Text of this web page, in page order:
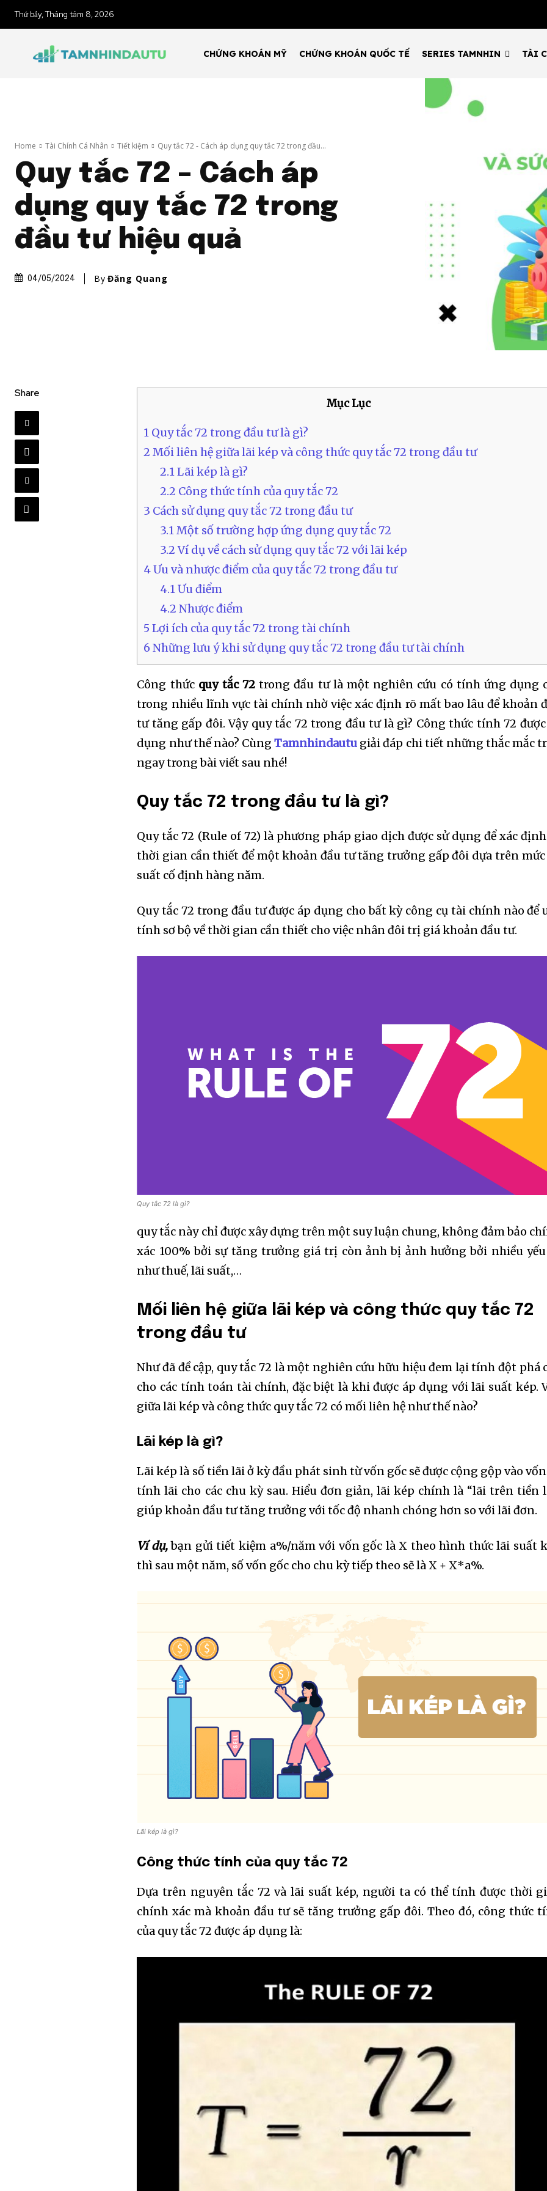
Thứ bảy, Tháng tám 8, 2026
CHỨNG KHOÁN MỸ CHỨNG KHOÁN QUỐC TẾ SERIES TAMNHIN TÀI
Home Tài Chính Cá Nhân Tiết kiệm Quy tắc 72 - Cách áp dụng quy tắc 72 trong đầu...
Quy tắc 72 – Cách áp
dụng quy tắc 72 trong
đầu tư hiệu quả
04/05/2024 By Đăng Quang
Share
Mục Lục
1 Quy tắc 72 trong đầu tư là gì?
2 Mối liên hệ giữa lãi kép và công thức quy tắc 72 trong đầu tư
2.1Lãi kép là gì?
2.2 Công thức tính của quy tắc 72
3 Cách sử dụng quy tắc 72 trong đầu tư
3.1Một số trường hợp ứng dụng quy tắc 72
3.2Ví dụ về cách sử dụng quy tắc 72 với lãi kép
4Ưu và nhược điểm của quy tắc 72 trong đầu tư
4.1Ưu điểm
4.2 Nhược điểm
5 Lợi ích của quy tắc 72 trong tài chính
6 Những lưu ý khi sử dụng quy tắc 72 trong đầu tư tài chính
Công thức quy tắc 72 trong đầu tư là một nghiên cứu có tính ứng dụng
trong nhiều lĩnh vực tài chính nhờ việc xác định rõ mất bao lâu để khoản
tư tăng gấp đôi. Vậy quy tắc 72 trong đầu tư là gì? Công thức tính 72
dụng như thế nào? CùngTamnhindautu giải đáp chi tiết những thắc mắc
ngay trong bài viết sau nhé!
Quy tắc 72 trong đầu tư là gì?
Quy tắc 72 (Rule of 72) là phương pháp giao dịch được sử dụng để xác
thời gian cần thiết để một khoản đầu tư tăng trưởng gấp đôi dựa trên
suất cố định hàng năm.
Quy tắc 72 trong đầu tư được áp dụng cho bất kỳ công cụ tài chính nào để
tính sơ bộ về thời gian cần thiết cho việc nhân đôi trị giá khoản đầu tư.
Quy tắc 72 là gì?
quy tắc này chỉ được xây dựng trên một suy luận chung, không đảm bảo
xác 100% bởi sự tăng trưởng giá trị còn ảnh bị ảnh hưởng bởi nhiều
như thuế, lãi suất,…
Mối liên hệ giữa lãi kép và công thức quy tắc 72
trong đầu tư
Như đã đề cập, quy tắc 72 là một nghiên cứu hữu hiệu đem lại tính đột phá
cho các tính toán tài chính, đặc biệt là khi được áp dụng với lãi suất kép.
giữa lãi kép và công thức quy tắc 72 có mối liên hệ như thế nào?
Lãi kép là gì?
Lãi kép là số tiền lãi ở kỳ đầu phát sinh từ vốn gốc sẽ được cộng gộp vào
tính lãi cho các chu kỳ sau. Hiểu đơn giản, lãi kép chính là “lãi trên tiền
giúp khoản đầu tư tăng trưởng với tốc độ nhanh chóng hơn so với lãi đơn.
Ví dụ,bạn gửi tiết kiệm a%/năm với vốn gốc là X theo hình thức lãi suất
thì sau một năm, số vốn gốc cho chu kỳ tiếp theo sẽ là X + X*a%.
Lãi kép là gì?
Công thức tính của quy tắc 72
Dựa trên nguyên tắc 72 và lãi suất kép, người ta có thể tính được thời
chính xác mà khoản đầu tư sẽ tăng trưởng gấp đôi. Theo đó, công thức
của quy tắc 72 được áp dụng là: